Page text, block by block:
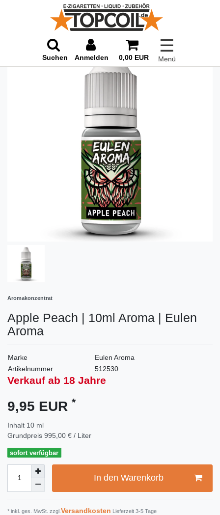
Suchen Anmelden 0,00 EUR
☰
Menü
Aromakonzentrat
Apple Peach | 10ml Aroma | Eulen
Aroma
Marke
Eulen Aroma
Artikelnummer
512530
Verkauf ab 18 Jahre
9,95 EUR *
Inhalt 10 ml
Grundpreis 995,00 € / Liter
sofort verfügbar
In den Warenkorb
* inkl. ges. MwSt. zzgl. Versandkosten Lieferzeit 3-5 Tage